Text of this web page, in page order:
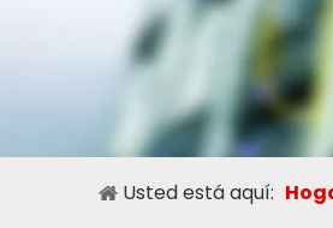
Usted está aquí: